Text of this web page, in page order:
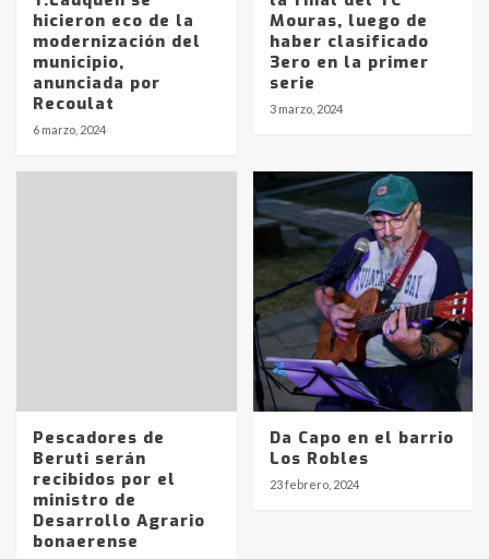
hicieron eco de la
modernización del
municipio,
anunciada por
Recoulat
6 marzo, 2024
Mouras, luego de
haber clasificado
3ero en la primer
serie
3 marzo, 2024
Pescadores de
Beruti serán
recibidos por el
ministro de
Desarrollo Agrario
bonaerense
Da Capo en el barrio
Los Robles
23 febrero, 2024
Identidad de los adolescentes
en la mañana del lunes
Accidente en Ruta 5: falleció un
joven de Trenque Lauquen
Los precios de los combustibles en
La Pampa, desde YPF hasta Axion
entre 857 a 1338 pesos
6
La Bolsa de Cereales de Bahía
Blanca anticipa que Agosto vendrá
con lluvias y heladas, en gran parte
de la provincia